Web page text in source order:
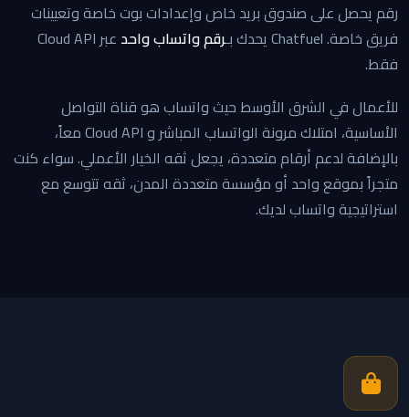
رقم يحصل على صندوق بريد خاص وإعدادات بوت خاصة وتعيينات
فريق خاصة. Chatfuel يحدك بـ
رقم واتساب واحد
عبر Cloud API
فقط.
للأعمال في الشرق الأوسط حيث واتساب هو قناة التواصل
الأساسية، امتلاك مرونة الواتساب المباشر و Cloud API معاً،
بالإضافة لدعم أرقام متعددة، يجعل ثقه الخيار الأعملي. سواء كنت
متجراً بموقع واحد أو مؤسسة متعددة المدن، ثقه تتوسع مع
استراتيجية واتساب لديك.